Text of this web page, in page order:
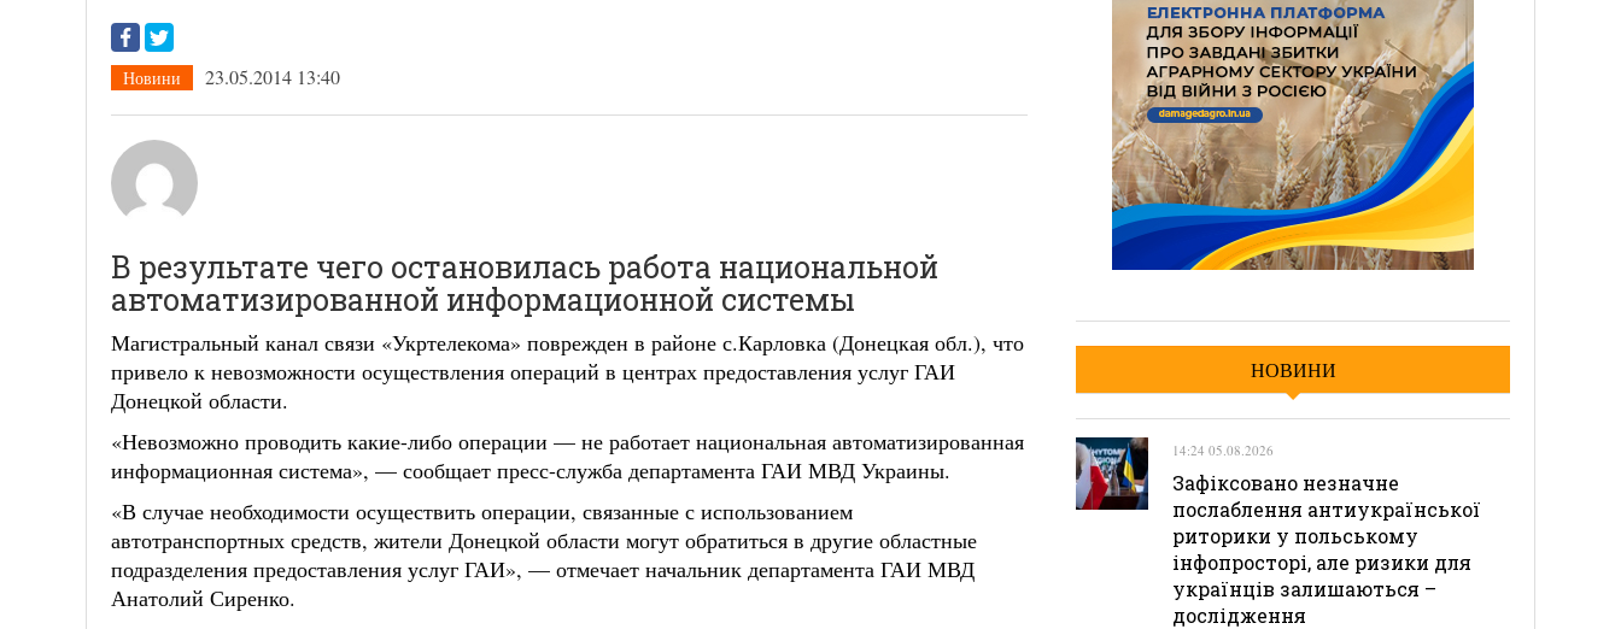
Новини 23.05.2014 13:40
В результате чего остановилась работа национальной
автоматизированной информационной системы
Магистральный канал связи «Укртелекома» поврежден в районе с.Карловка (Донецкая обл.), что
привело к невозможности осуществления операций в центрах предоставления услуг ГАИ
Донецкой области.
«Невозможно проводить какие-либо операции — не работает национальная автоматизированная
информационная система», — сообщает пресс-служба департамента ГАИ МВД Украины.
«В случае необходимости осуществить операции, связанные с использованием
автотранспортных средств, жители Донецкой области могут обратиться в другие областные
подразделения предоставления услуг ГАИ», — отмечает начальник департамента ГАИ МВД
Анатолий Сиренко.
НОВИНИ
14:24 05.08.2026
Зафіксовано незначне
послаблення антиукраїнської
риторики у польському
інфопросторі, але ризики для
українців залишаються –
дослідження